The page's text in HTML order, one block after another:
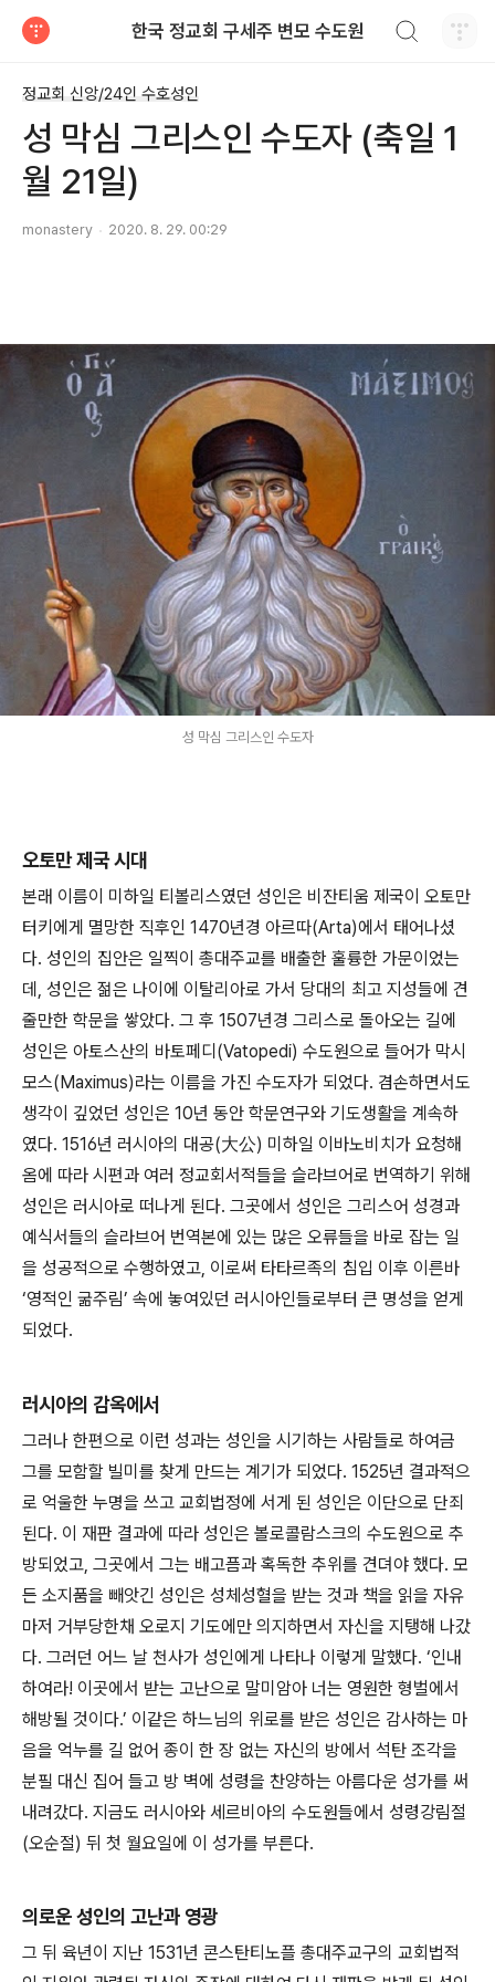
한국 정교회 구세주 변모 수도원
정교회 신앙/24인 수호성인
성 막심 그리스인 수도자 (축일 1
월 21일)
monastery 2020. 8. 29. 00:29
성 막심 그리스인 수도자
오토만 제국 시대
본래 이름이 미하일 티볼리스였던 성인은 비잔티움 제국이 오토만
터키에게 멸망한 직후인 1470년경 아르따(Arta)에서 태어나셨
다. 성인의 집안은 일찍이 총대주교를 배출한 훌륭한 가문이었는
데, 성인은 젊은 나이에 이탈리아로 가서 당대의 최고 지성들에 견
줄만한 학문을 쌓았다. 그 후 1507년경 그리스로 돌아오는 길에
성인은 아토스산의 바토페디(Vatopedi) 수도원으로 들어가 막시
모스(Maximus)라는 이름을 가진 수도자가 되었다. 겸손하면서도
생각이 깊었던 성인은 10년 동안 학문연구와 기도생활을 계속하
였다. 1516년 러시아의 대공(大公) 미하일 이바노비치가 요청해
옴에 따라 시편과 여러 정교회서적들을 슬라브어로 번역하기 위해
성인은 러시아로 떠나게 된다. 그곳에서 성인은 그리스어 성경과
예식서들의 슬라브어 번역본에 있는 많은 오류들을 바로 잡는 일
을 성공적으로 수행하였고, 이로써 타타르족의 침입 이후 이른바
‘영적인 굶주림’ 속에 놓여있던 러시아인들로부터 큰 명성을 얻게
되었다.
러시아의 감옥에서
그러나 한편으로 이런 성과는 성인을 시기하는 사람들로 하여금
그를 모함할 빌미를 찾게 만드는 계기가 되었다. 1525년 결과적으
로 억울한 누명을 쓰고 교회법정에 서게 된 성인은 이단으로 단죄
된다. 이 재판 결과에 따라 성인은 볼로콜람스크의 수도원으로 추
방되었고, 그곳에서 그는 배고픔과 혹독한 추위를 견뎌야 했다. 모
든 소지품을 빼앗긴 성인은 성체성혈을 받는 것과 책을 읽을 자유
마저 거부당한채 오로지 기도에만 의지하면서 자신을 지탱해 나갔
다. 그러던 어느 날 천사가 성인에게 나타나 이렇게 말했다. ‘인내
하여라! 이곳에서 받는 고난으로 말미암아 너는 영원한 형벌에서
해방될 것이다.’ 이같은 하느님의 위로를 받은 성인은 감사하는 마
음을 억누를 길 없어 종이 한 장 없는 자신의 방에서 석탄 조각을
분필 대신 집어 들고 방 벽에 성령을 찬양하는 아름다운 성가를 써
내려갔다. 지금도 러시아와 세르비아의 수도원들에서 성령강림절
(오순절) 뒤 첫 월요일에 이 성가를 부른다.
의로운 성인의 고난과 영광
그 뒤 육년이 지난 1531년 콘스탄티노플 총대주교구의 교회법적